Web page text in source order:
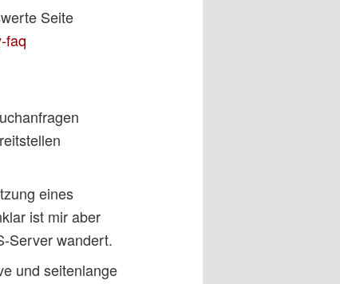
Seite
faq
eines
ist mir aber
Server wandert.
und seitenlange